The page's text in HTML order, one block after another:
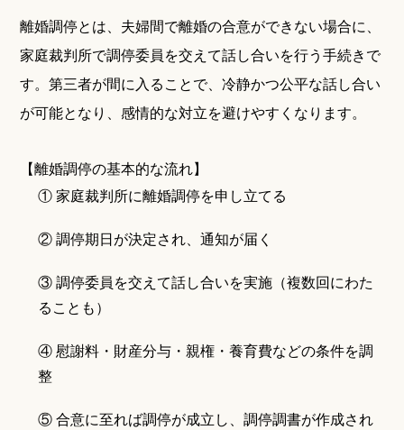
離婚調停とは、夫婦間で離婚の合意ができない場合に、
家庭裁判所で調停委員を交えて話し合いを行う手続きで
す。第三者が間に入ることで、冷静かつ公平な話し合い
が可能となり、感情的な対立を避けやすくなります。
【離婚調停の基本的な流れ】
① 家庭裁判所に離婚調停を申し立てる
② 調停期日が決定され、通知が届く
③ 調停委員を交えて話し合いを実施（複数回にわた
ることも）
④ 慰謝料・財産分与・親権・養育費などの条件を調
整
⑤ 合意に至れば調停が成立し、調停調書が作成され